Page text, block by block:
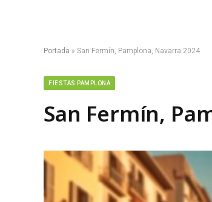
Portada » San Fermín, Pamplona, Navarra 2024
FIESTAS PAMPLONA
San Fermín,